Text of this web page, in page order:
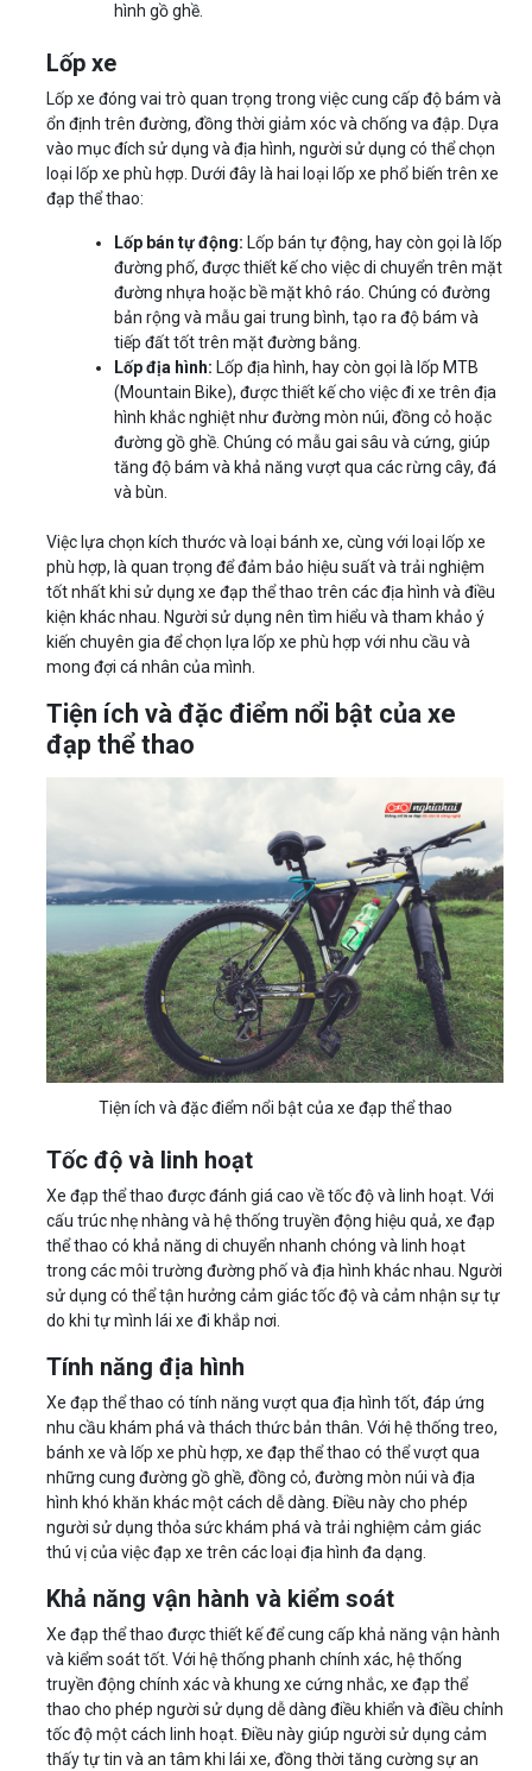
hình gồ ghề.
Lốp xe
Lốp xe đóng vai trò quan trọng trong việc cung cấp độ bám và
ổn định trên đường, đồng thời giảm xóc và chống va đập. Dựa
vào mục đích sử dụng và địa hình, người sử dụng có thể chọn
loại lốp xe phù hợp. Dưới đây là hai loại lốp xe phổ biến trên xe
đạp thể thao:
Lốp bán tự động: Lốp bán tự động, hay còn gọi là lốp
đường phố, được thiết kế cho việc di chuyển trên mặt
đường nhựa hoặc bề mặt khô ráo. Chúng có đường
bản rộng và mẫu gai trung bình, tạo ra độ bám và
tiếp đất tốt trên mặt đường bằng.
Lốp địa hình: Lốp địa hình, hay còn gọi là lốp MTB
(Mountain Bike), được thiết kế cho việc đi xe trên địa
hình khắc nghiệt như đường mòn núi, đồng cỏ hoặc
đường gồ ghề. Chúng có mẫu gai sâu và cứng, giúp
tăng độ bám và khả năng vượt qua các rừng cây, đá
và bùn.
Việc lựa chọn kích thước và loại bánh xe, cùng với loại lốp xe
phù hợp, là quan trọng để đảm bảo hiệu suất và trải nghiệm
tốt nhất khi sử dụng xe đạp thể thao trên các địa hình và điều
kiện khác nhau. Người sử dụng nên tìm hiểu và tham khảo ý
kiến chuyên gia để chọn lựa lốp xe phù hợp với nhu cầu và
mong đợi cá nhân của mình.
Tiện ích và đặc điểm nổi bật của xe
đạp thể thao
Tiện ích và đặc điểm nổi bật của xe đạp thể thao
Tốc độ và linh hoạt
Xe đạp thể thao được đánh giá cao về tốc độ và linh hoạt. Với
cấu trúc nhẹ nhàng và hệ thống truyền động hiệu quả, xe đạp
thể thao có khả năng di chuyển nhanh chóng và linh hoạt
trong các môi trường đường phố và địa hình khác nhau. Người
sử dụng có thể tận hưởng cảm giác tốc độ và cảm nhận sự tự
do khi tự mình lái xe đi khắp nơi.
Tính năng địa hình
Xe đạp thể thao có tính năng vượt qua địa hình tốt, đáp ứng
nhu cầu khám phá và thách thức bản thân. Với hệ thống treo,
bánh xe và lốp xe phù hợp, xe đạp thể thao có thể vượt qua
những cung đường gồ ghề, đồng cỏ, đường mòn núi và địa
hình khó khăn khác một cách dễ dàng. Điều này cho phép
người sử dụng thỏa sức khám phá và trải nghiệm cảm giác
thú vị của việc đạp xe trên các loại địa hình đa dạng.
Khả năng vận hành và kiểm soát
Xe đạp thể thao được thiết kế để cung cấp khả năng vận hành
và kiểm soát tốt. Với hệ thống phanh chính xác, hệ thống
truyền động chính xác và khung xe cứng nhắc, xe đạp thể
thao cho phép người sử dụng dễ dàng điều khiển và điều chỉnh
tốc độ một cách linh hoạt. Điều này giúp người sử dụng cảm
thấy tự tin và an tâm khi lái xe, đồng thời tăng cường sự an